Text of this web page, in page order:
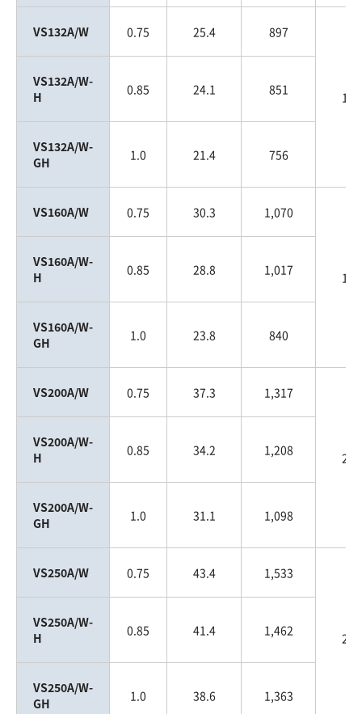
VS132A/W 0.75 25.4 897
132
VS132A/W-
H
0.85 24.1 851
VS132A/W-
GH
1.0 21.4 756
VS160A/W 0.75 30.3 1,070
160
VS160A/W-
H
0.85 28.8 1,017
VS160A/W-
GH
1.0 23.8 840
VS200A/W 0.75 37.3 1,317
200
VS200A/W-
H
0.85 34.2 1,208
VS200A/W-
GH
1.0 31.1 1,098
VS250A/W 0.75 43.4 1,533
250
VS250A/W-
H
0.85 41.4 1,462
VS250A/W-
GH
1.0 38.6 1,363